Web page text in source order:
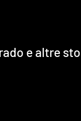
e altre